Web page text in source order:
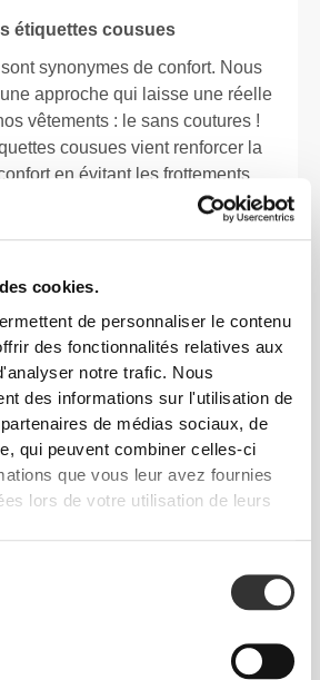
cookies.
de personnaliser le contenu
des fonctionnalités relatives aux
notre trafic. Nous
des informations sur l'utilisation de
de médias sociaux, de
qui peuvent combiner celles-ci
que vous leur avez fournies
lors de votre utilisation de leurs
étiquettes cousues
synonymes de confort. Nous
approche qui laisse une réelle
vêtements : le sans coutures !
cousues vient renforcer la
en évitant les frottements
LES TAILLES